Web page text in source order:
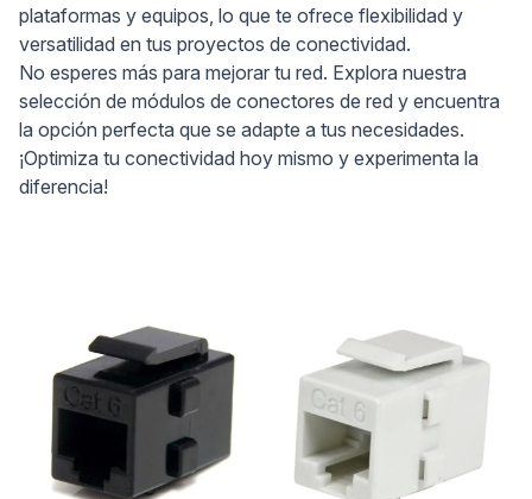
plataformas y equipos, lo que te ofrece flexibilidad y
versatilidad en tus proyectos de conectividad.
No esperes más para mejorar tu red. Explora nuestra
selección de módulos de conectores de red y encuentra
la opción perfecta que se adapte a tus necesidades.
¡Optimiza tu conectividad hoy mismo y experimenta la
diferencia!